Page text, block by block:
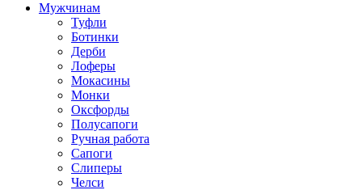
Мужчинам
Туфли
Ботинки
Дерби
Лоферы
Мокасины
Монки
Оксфорды
Полусапоги
Ручная работа
Сапоги
Слиперы
Челси